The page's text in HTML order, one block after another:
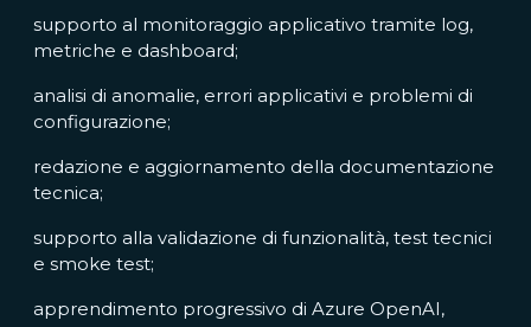
supporto al monitoraggio applicativo tramite log,
metriche e dashboard;
analisi di anomalie, errori applicativi e problemi di
configurazione;
redazione e aggiornamento della documentazione
tecnica;
supporto alla validazione di funzionalità, test tecnici
e smoke test;
apprendimento progressivo di Azure OpenAI,